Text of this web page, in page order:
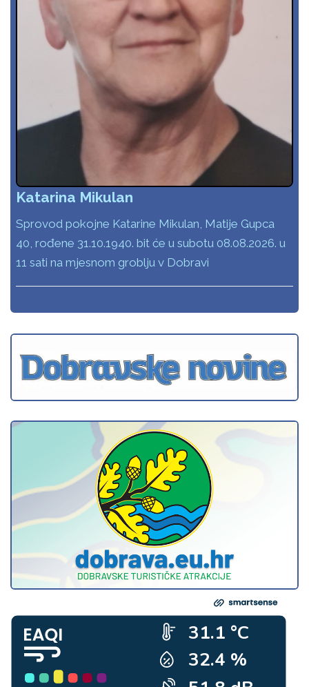
Katarina Mikulan
Sprovod pokojne Katarine Mikulan, Matije Gupca
40, rođene 31.10.1940. bit će u subotu 08.08.2026. u
11 sati na mjesnom groblju v Dobravi